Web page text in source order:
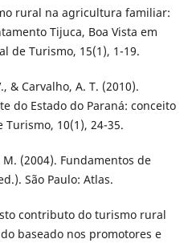
rural na agricultura familiar:
Tijuca, Boa Vista em
de Turismo, 15(1), 1-19.
& Carvalho, A. T. (2010).
do Estado do Paraná: conceito
10(1), 24-35.
(2004). Fundamentos de
São Paulo: Atlas.
contributo do turismo rural
baseado nos promotores e